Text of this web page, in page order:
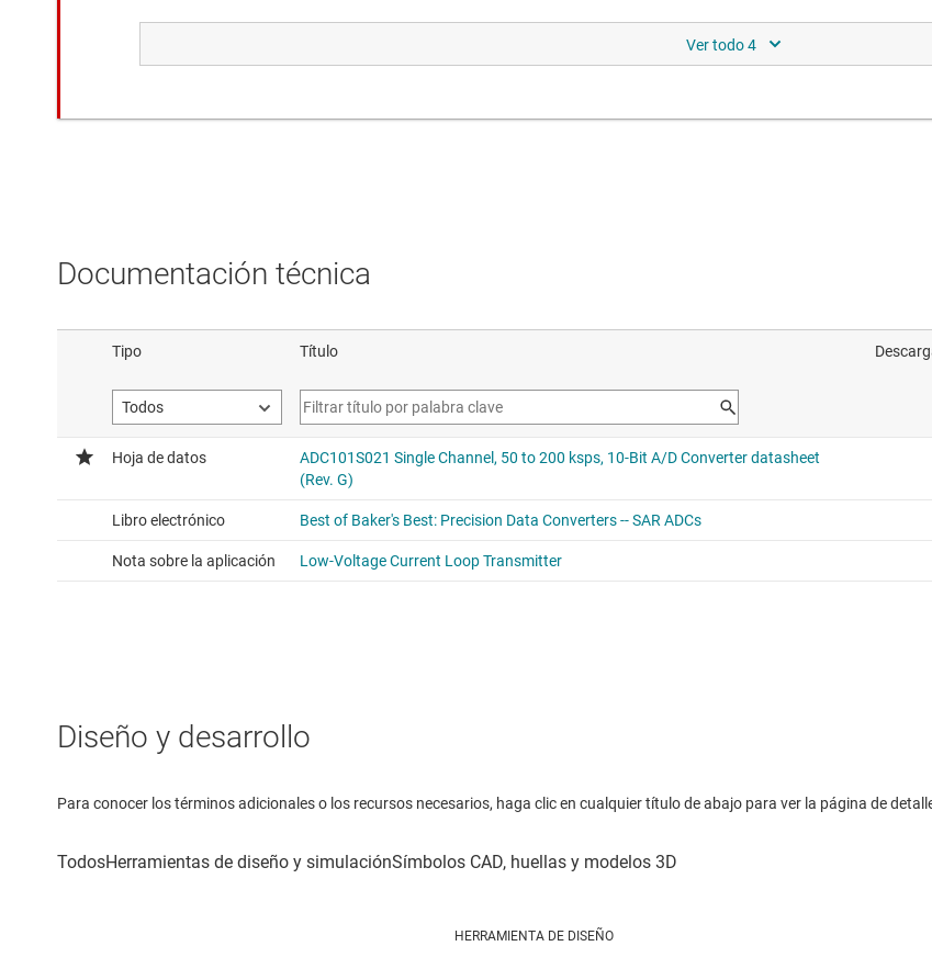
Misma funcionalidad con diferente configuración de pines que el dispositivo comparado
ADC102S021
Documentación técnica
Diseño y desarrollo
Para conocer los términos adicionales o los recursos necesarios, haga clic en cualquier título de abajo para ver la página de
HERRAMIENTA DE DISEÑO